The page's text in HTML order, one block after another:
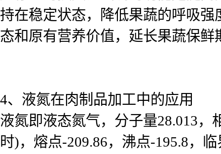
持在稳定状态，降低果蔬的呼吸
态和原有营养价值，延长果蔬保鲜
4、液氮在肉制品加工中的应用
液氮即液态氮气，分子量28.013，
时)，熔点-209.86，沸点-195.8，